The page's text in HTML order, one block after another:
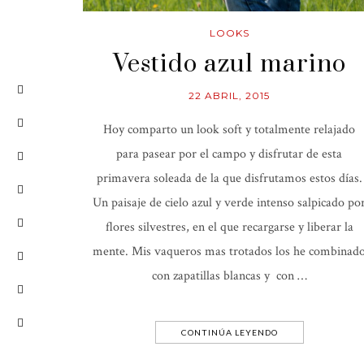
LOOKS
Vestido azul marino
22 ABRIL, 2015
Hoy comparto un look soft y totalmente relajado
para pasear por el campo y disfrutar de esta
primavera soleada de la que disfrutamos estos días.
Un paisaje de cielo azul y verde intenso salpicado
flores silvestres, en el que recargarse y liberar la
mente. Mis vaqueros mas trotados los he
con zapatillas blancas y con …
CONTINÚA LEYENDO